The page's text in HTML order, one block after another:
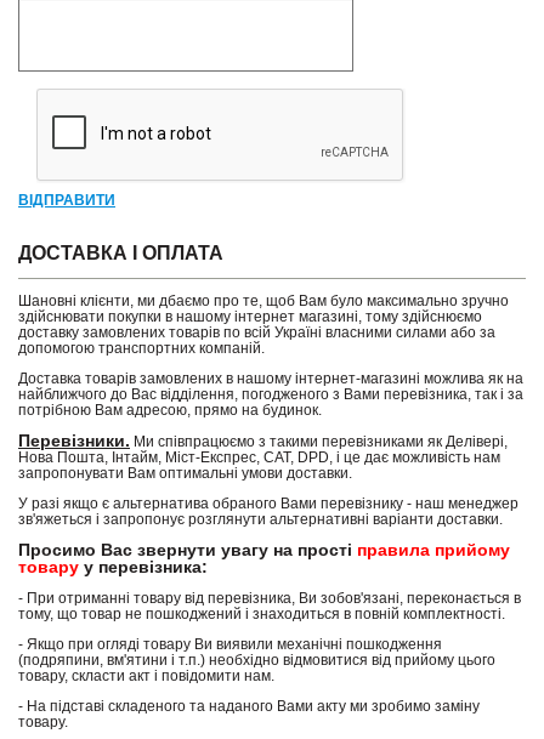
ВІДПРАВИТИ
ДОСТАВКА І ОПЛАТА
Шановні клієнти, ми дбаємо про те, щоб Вам було максимально зручно
здійснювати покупки в нашому інтернет магазині, тому здійснюємо
доставку замовлених товарів по всій Україні власними силами або за
допомогою транспортних компаній.
Доставка товарів замовлених в нашому інтернет-магазині можлива як на
найближчого до Вас відділення, погодженого з Вами перевізника, так і за
потрібною Вам адресою, прямо на будинок.
Перевізники. Ми співпрацюємо з такими перевізниками як Делівері,
Нова Пошта, Інтайм, Міст-Експрес, САТ, DPD, і це дає можливість нам
запропонувати Вам оптимальні умови доставки.
У разі якщо є альтернатива обраного Вами перевізнику - наш менеджер
зв'яжеться і запропонує розглянути альтернативні варіанти доставки.
Просимо Вас звернути увагу на прості правила прийому
товару у перевізника:
- При отриманні товару від перевізника, Ви зобов'язані, переконається в
тому, що товар не пошкоджений і знаходиться в повній комплектності.
- Якщо при огляді товару Ви виявили механічні пошкодження
(подряпини, вм'ятини і т.п.) необхідно відмовитися від прийому цього
товару, скласти акт і повідомити нам.
- На підставі складеного та наданого Вами акту ми зробимо заміну
товару.